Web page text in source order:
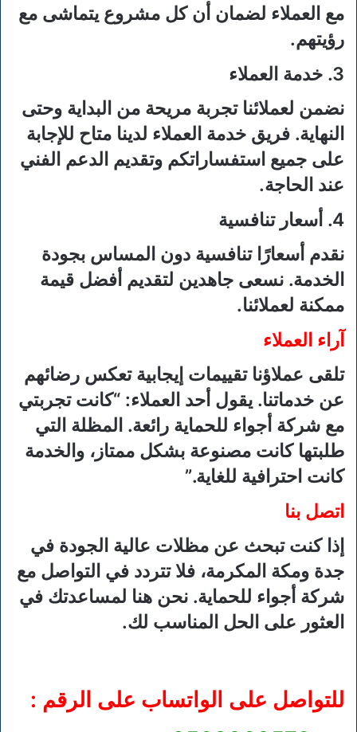
مع العملاء لضمان أن كل مشروع يتماشى مع
رؤيتهم.
3. خدمة العملاء
نضمن لعملائنا تجربة مريحة من البداية وحتى
النهاية. فريق خدمة العملاء لدينا متاح للإجابة
على جميع استفساراتكم وتقديم الدعم الفني
عند الحاجة.
4. أسعار تنافسية
نقدم أسعارًا تنافسية دون المساس بجودة
الخدمة. نسعى جاهدين لتقديم أفضل قيمة
ممكنة لعملائنا.
آراء العملاء
تلقى عملاؤنا تقييمات إيجابية تعكس رضائهم
عن خدماتنا. يقول أحد العملاء: “كانت تجربتي
مع شركة أجواء للحماية رائعة. المظلة التي
طلبتها كانت مصنوعة بشكل ممتاز، والخدمة
كانت احترافية للغاية.”
اتصل بنا
إذا كنت تبحث عن مظلات عالية الجودة في
جدة ومكة المكرمة، فلا تتردد في التواصل مع
شركة أجواء للحماية. نحن هنا لمساعدتك في
العثور على الحل المناسب لك.
للتواصل على الواتساب على الرقم :